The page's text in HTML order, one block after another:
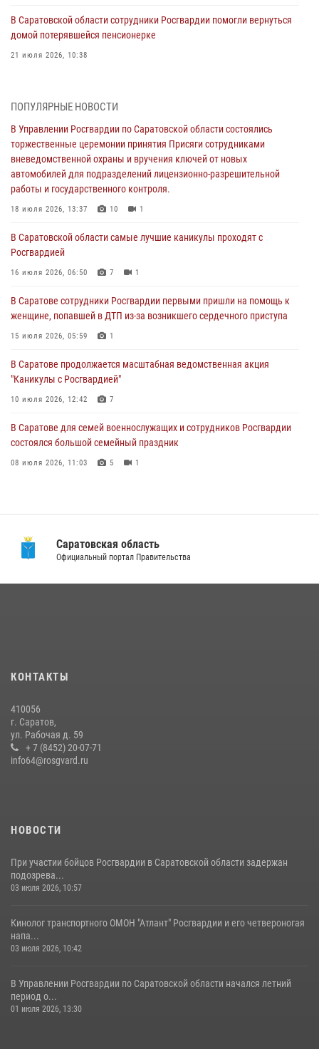
В Саратовской области сотрудники Росгвардии помогли вернуться
домой потерявшейся пенсионерке
21 июля 2026, 10:38
вневедомственной охраны и вручения ключей от новых
автомобилей для подразделений лицензионно-разрешительной
работы и государственного контроля.
18 июля 2026, 13:37 10 1
В Саратовской области самые лучшие каникулы проходят с
Росгвардией
В Саратове сотрудники Росгвардии первыми пришли на помощь к
женщине, попавшей в ДТП из-за возникшего сердечного приступа
В Саратове продолжается масштабная ведомственная акция
"Каникулы с Росгвардией"
В Саратовской области при содействии спецназа Росгвардии
задержан подозреваемый в незаконном обороте наркотиков
ПОПУЛЯРНЫЕ НОВОСТИ
В Управлении Росгвардии по Саратовской области состоялись
торжественные церемонии принятия Присяги сотрудниками
вневедомственной охраны и вручения ключей от новых
автомобилей для подразделений лицензионно-разрешительной
работы и государственного контроля.
18 июля 2026, 13:37 10 1
В Саратовской области самые лучшие каникулы проходят с
Росгвардией
16 июля 2026, 06:50 7 1
В Саратове сотрудники Росгвардии первыми пришли на помощь к
женщине, попавшей в ДТП из-за возникшего сердечного приступа
15 июля 2026, 05:59 1
В Саратове продолжается масштабная ведомственная акция
"Каникулы с Росгвардией"
10 июля 2026, 12:42 7
В Саратове для семей военнослужащих и сотрудников Росгвардии
состоялся большой семейный праздник
08 июля 2026, 11:03 5 1
В Саратовской области сотрудники Росгвардии помогли вернуться
Росгвардии состоялся праздничный молебен, посвященный Дню
Крещения Руси
28 июля 2026, 13:25
05 августа 2026, 12:55
Саратовская область
Официальный портал Правительства
КОНТАКТЫ
410056
г. Саратов,
ул. Рабочая д. 59
+ 7 (8452) 20-07-71
info64@rosgvard.ru
НОВОСТИ
При участии бойцов Росгвардии в Саратовской области задержан
подозрева...
03 июля 2026, 10:57
Кинолог транспортного ОМОН "Атлант" Росгвардии и его четвероногая
напа...
03 июля 2026, 10:42
В Управлении Росгвардии по Саратовской области начался летний
период о...
01 июля 2026, 13:30